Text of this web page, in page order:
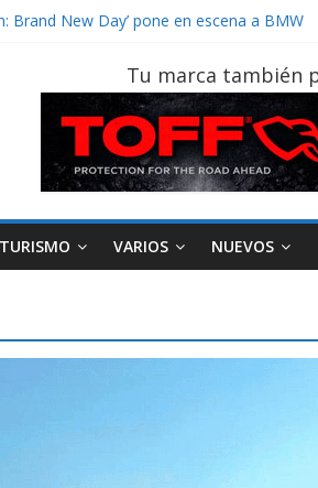
gana protagonismo a la hora de decidir
si permanece varios días sin usar?
edición 47ª, recorre 7 provincias en 8 días
Bolden para cubrir las rutas de La Vuelta
Tu marca también
TURISMO VARIOS NUEVOS